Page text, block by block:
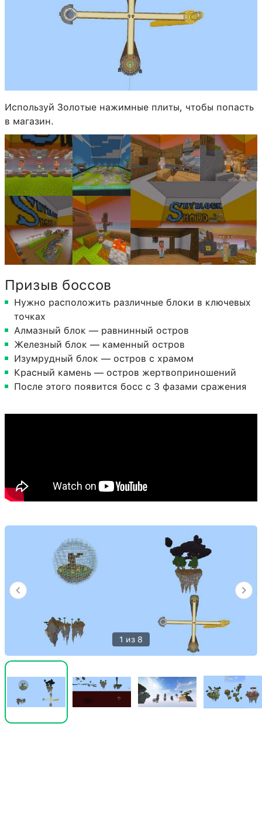
Используй Золотые нажимные плиты, чтобы попасть
в магазин.
Призыв боссов
Нужно расположить различные блоки в ключевых
точках
Алмазный блок — равнинный остров
Железный блок — каменный остров
Изумрудный блок — остров с храмом
Красный камень — остров жертвоприношений
После этого появится босс с 3 фазами сражения
1 из 8